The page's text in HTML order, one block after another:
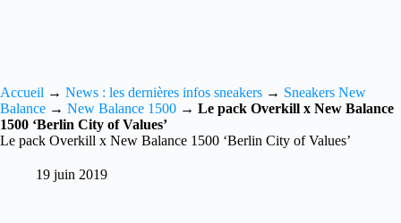
Accueil → News : les dernières infos sneakers → Sneakers New
Balance → New Balance 1500 → Le pack Overkill x New Balance
1500 ‘Berlin City of Values’
Le pack Overkill x New Balance 1500 ‘Berlin City of Values’
19 juin 2019